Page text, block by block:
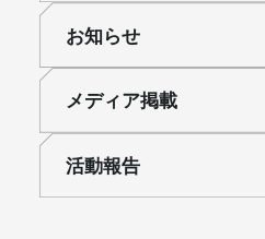
お知らせ
メディア掲載
活動報告